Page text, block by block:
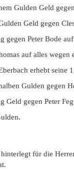
Gulden Geld
Geld gegen
gegen Peter Bode
auf alles wegen
erhebt
Gulden gegen
gegen Peter
für die